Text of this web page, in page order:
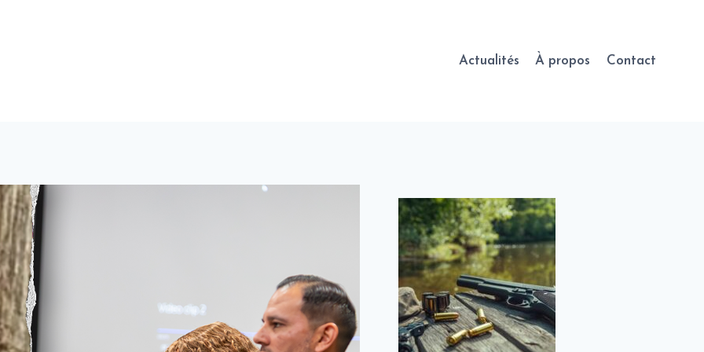
Actualités À propos Contact